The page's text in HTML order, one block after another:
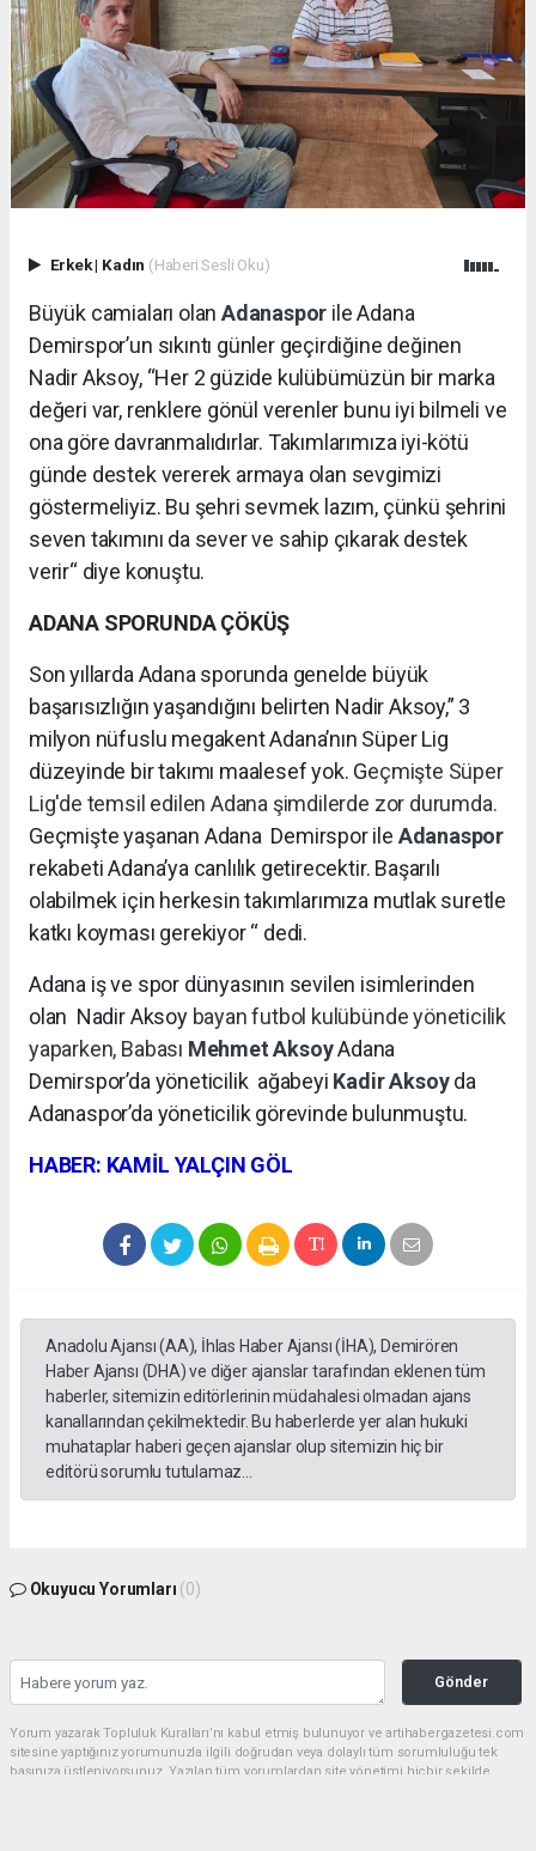
Erkek| Kadın (Haberi Sesli Oku)
Büyük camiaları olan Adanaspor ile Adana
Demirspor’un sıkıntı günler geçirdiğine değinen
Nadir Aksoy, “Her 2 güzide kulübümüzün bir marka
değeri var, renklere gönül verenler bunu iyi bilmeli ve
ona göre davranmalıdırlar. Takımlarımıza iyi-kötü
günde destek vererek armaya olan sevgimizi
göstermeliyiz. Bu şehri sevmek lazım, çünkü şehrini
seven takımını da sever ve sahip çıkarak destek
verir“ diye konuştu.
ADANA SPORUNDA ÇÖKÜŞ
Son yıllarda Adana sporunda genelde büyük
başarısızlığın yaşandığını belirten Nadir Aksoy,” 3
milyon nüfuslu megakent Adana’nın Süper Lig
düzeyinde bir takımı maalesef yok. Geçmişte Süper
Lig'de temsil edilen Adana şimdilerde zor durumda.
Geçmişte yaşanan Adana Demirspor ile Adanaspor
rekabeti Adana’ya canlılık getirecektir. Başarılı
olabilmek için herkesin takımlarımıza mutlak suretle
katkı koyması gerekiyor “ dedi.
Adana iş ve spor dünyasının sevilen isimlerinden
olan Nadir Aksoy bayan futbol kulübünde yöneticilik
yaparken, Babası Mehmet AksoyAdana
Demirspor’da yöneticilik ağabeyi Kadir Aksoyda
Adanaspor’da yöneticilik görevinde bulunmuştu.
HABER: KAMİL YALÇIN GÖL
Anadolu Ajansı (AA), İhlas Haber Ajansı (İHA), Demirören
Haber Ajansı (DHA) ve diğer ajanslar tarafından eklenen tüm
haberler, sitemizin editörlerinin müdahalesi olmadan ajans
kanallarından çekilmektedir. Bu haberlerde yer alan hukuki
muhataplar haberi geçen ajanslar olup sitemizin hiç bir
editörü sorumlu tutulamaz...
Okuyucu Yorumları (0)
Gönder
Yorum yazarak Topluluk Kuralları’nı kabul etmiş bulunuyor ve artihabergazetesi.com
sitesine yaptığınız yorumunuzla ilgili doğrudan veya dolaylı tüm sorumluluğu tek
başınıza üstleniyorsunuz. Yazılan tüm yorumlardan site yönetimi hiçbir şekilde